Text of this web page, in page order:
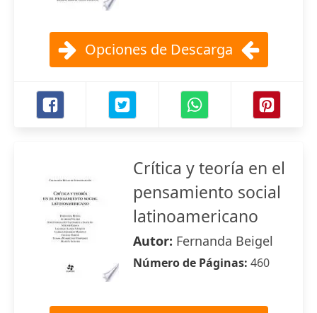
Opciones de Descarga
Crítica y teoría en el
pensamiento social
latinoamericano
Autor: Fernanda Beigel
Número de Páginas: 460